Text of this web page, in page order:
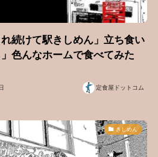
続けて駅きしめん」立ち食い
色んなホームで食べてみた
定食屋ドットコム
きしめん